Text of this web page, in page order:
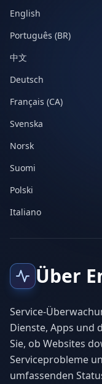
English
Português (BR)
中文
Deutsch
Français (CA)
Svenska
Norsk
Suomi
Polski
Italiano
Über
Service-
Dienste, Apps und
Sie, ob Websites
Serviceprobleme
umfassenden